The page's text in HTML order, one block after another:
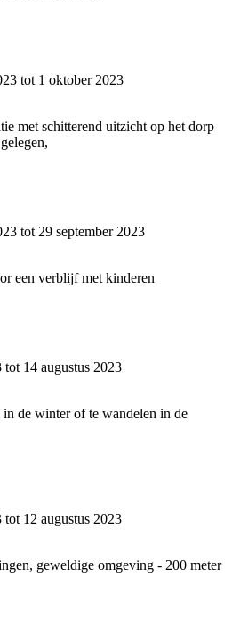
tot 1 oktober 2023
met schitterend uitzicht op het dorp
tot 29 september 2023
een verblijf met kinderen
14 augustus 2023
de winter of te wandelen in de
12 augustus 2023
geweldige omgeving - 200 meter